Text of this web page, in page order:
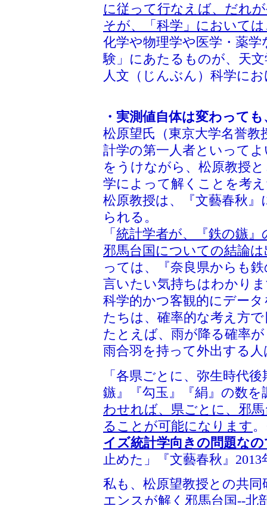
に従って行なえば、だれ
そが、「科学」において
化学や物理学や医学・薬
験」にあたるものが、天
人文（じんぶん）科学に
・実測値自体は変わって
松原望氏（東京大学名誉
計学の第一人者といって
をうけながら、松原教授
学によって解くことを考
松原教授は、『文藝春秋
られる。
「 統計学者が、『鉄の鏃
邪馬台国についての結論
っては、『奈良県からも
言いたい気持ちはわかり
科学的かつ客観的にデー
たちは、確率的な考え方
たとえば、雨が降る確率
雨合羽を持って外出する
「各県ごとに、弥生時代
鏃』『勾玉』『絹』の数を
わせれば、県ごとに、邪
ることが可能になります
イズ統計学向きの問題な
止めた」『文藝春秋』2013
私も、松原望教授との共
エンスが解く邪馬台国--北